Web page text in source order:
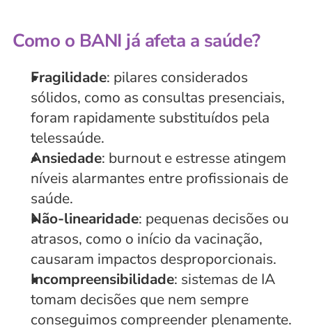
Como o BANI já afeta a saúde?
Fragilidade: pilares considerados
sólidos, como as consultas presenciais,
foram rapidamente substituídos pela
telessaúde.
Ansiedade: burnout e estresse atingem
níveis alarmantes entre profissionais de
saúde.
Não-linearidade: pequenas decisões ou
atrasos, como o início da vacinação,
causaram impactos desproporcionais.
Incompreensibilidade: sistemas de IA
tomam decisões que nem sempre
conseguimos compreender plenamente.